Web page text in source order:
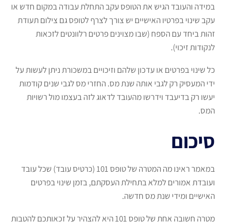
במידה והעובד הגיש את הטופס עקב התחלת עבודה במקום חדש או
עקב שינוי בפרטיו האישיים יש צורך לצרף לטופס גם צילום תעודת
זהות ביחד עם הספח (שבו מצוינים פרטים רלוונטים לזכאות
לנקודות זיכוי).
כל שינוי בפרטים או עדכון שלהם וזיכויים במשכורת ניתן לעשות על
ידי המעסיק רק לגבי אותה שנת מס. החזרי מס לגבי שנים קודמות
יעשו רק בדיעבד וידרשו מהעובד לדאוג לזה בעצמו מול רשויות
המס.
סיכום
במאמר ראינו מה המטרה של טופס 101 (כרטיס עובד) שכל עובד
ועובדת אמורים למלא בתחילת העסקתם, בזמן שינוי בפרטים
האישיים ומידי שנת מס חדשה.
מטרה חשובה אחת של טופס 101 היא להצהיר על זכאותכם להטבות